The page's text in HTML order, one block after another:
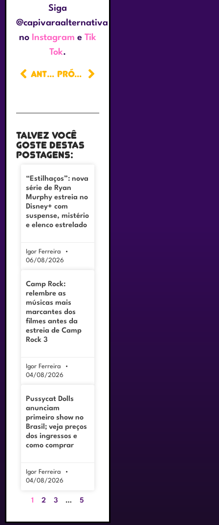
Siga
@capivaraalternativa
no Instagram e Tik
Tok.
ANTERIOR PRÓXIMO
Talvez você
goste destas
postagens:
“Estilhaços”: nova
série de Ryan
Murphy estreia no
Disney+ com
suspense, mistério
e elenco estrelado
Igor Ferreira
06/08/2026
Camp Rock:
relembre as
músicas mais
marcantes dos
filmes antes da
estreia de Camp
Rock 3
Igor Ferreira
04/08/2026
Pussycat Dolls
anunciam
primeiro show no
Brasil; veja preços
dos ingressos e
como comprar
Igor Ferreira
04/08/2026
1 2 3 … 5